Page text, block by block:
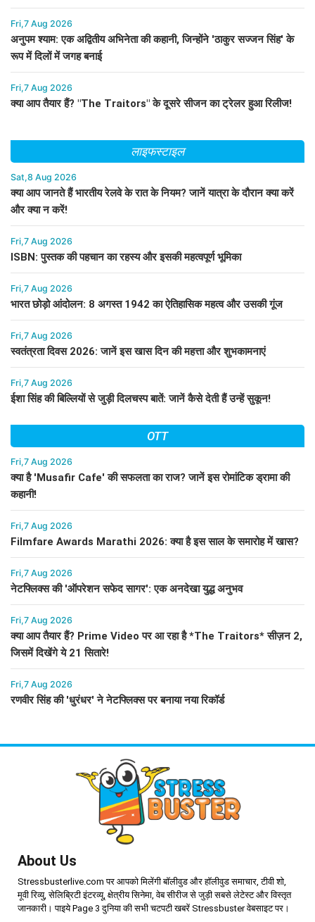
Fri,7 Aug 2026
अनुपम श्याम: एक अद्वितीय अभिनेता की कहानी, जिन्होंने 'ठाकुर सज्जन सिंह' के
रूप में दिलों में जगह बनाई
Fri,7 Aug 2026
क्या आप तैयार हैं? "The Traitors" के दूसरे सीजन का ट्रेलर हुआ रिलीज!
लाइफस्टाइल
Sat,8 Aug 2026
क्या आप जानते हैं भारतीय रेलवे के रात के नियम? जानें यात्रा के दौरान क्या करें
और क्या न करें!
Fri,7 Aug 2026
ISBN: पुस्तक की पहचान का रहस्य और इसकी महत्वपूर्ण भूमिका
Fri,7 Aug 2026
भारत छोड़ो आंदोलन: 8 अगस्त 1942 का ऐतिहासिक महत्व और उसकी गूंज
Fri,7 Aug 2026
स्वतंत्रता दिवस 2026: जानें इस खास दिन की महत्ता और शुभकामनाएं
Fri,7 Aug 2026
ईशा सिंह की बिल्लियों से जुड़ी दिलचस्प बातें: जानें कैसे देती हैं उन्हें सुकून!
OTT
Fri,7 Aug 2026
क्या है 'Musafir Cafe' की सफलता का राज? जानें इस रोमांटिक ड्रामा की
कहानी!
Fri,7 Aug 2026
Filmfare Awards Marathi 2026: क्या है इस साल के समारोह में खास?
Fri,7 Aug 2026
नेटफ्लिक्स की 'ऑपरेशन सफेद सागर': एक अनदेखा युद्ध अनुभव
Fri,7 Aug 2026
क्या आप तैयार हैं? Prime Video पर आ रहा है *The Traitors* सीज़न 2,
जिसमें दिखेंगे ये 21 सितारे!
Fri,7 Aug 2026
रणवीर सिंह की 'धुरंधर' ने नेटफ्लिक्स पर बनाया नया रिकॉर्ड
About Us
Stressbusterlive.com पर आपको मिलेंगी बॉलीवुड और हॉलीवुड समाचार, टीवी शो,
मूवी रिव्यु, सेलिब्रिटी इंटरव्यू, क्षेत्रीय सिनेमा, वेब सीरीज से जुड़ी सबसे लेटेस्ट और विस्तृत
जानकारी। पाइये Page 3 दुनिया की सभी चटपटी खबरें Stressbuster वेबसाइट पर।